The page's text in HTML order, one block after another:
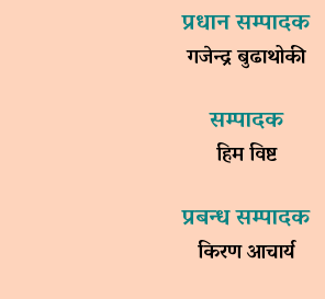
प्रधान सम्पादक
गजेन्द्र बुढाथोकी
सम्पादक
हिम विष्ट
प्रबन्ध सम्पादक
किरण आचार्य